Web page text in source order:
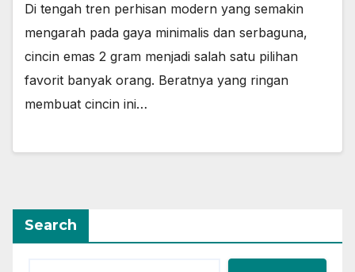
Di tengah tren perhisan modern yang semakin
mengarah pada gaya minimalis dan serbaguna,
cincin emas 2 gram menjadi salah satu pilihan
favorit banyak orang. Beratnya yang ringan
membuat cincin ini…
Search